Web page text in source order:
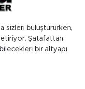
sizleri buluştururken,
Şatafattan
bir altyapı